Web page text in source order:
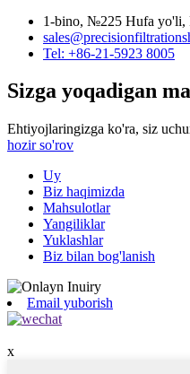
1-bino, №225 Hufa yo'li,
Tel: +86-21-5923 8005
Sizga yoqadigan
Ehtiyojlaringizga ko'ra, siz
hozir so'rov
Uy
Biz haqimizda
Mahsulotlar
Yangiliklar
Yuklashlar
Biz bilan bog'lanish
Email yuborish
x